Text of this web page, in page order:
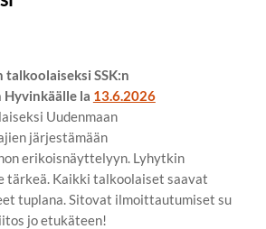
SSK:n
la 13.6.2026
Uudenmaan
järjestämään
erikoisnäyttelyyn. Lyhytkin
tärkeä. Kaikki talkoolaiset saavat
tuplana. Sitovat ilmoittautumiset su
jo etukäteen!